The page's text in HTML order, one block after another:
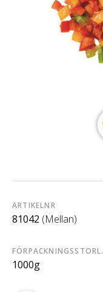
ARTIKELNR
81042 (Mellan)
FÖRPACKNINGSSTORL.
1000g